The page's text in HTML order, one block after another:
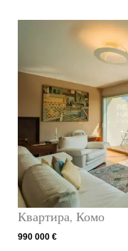
Квартира, Комо
990 000 €